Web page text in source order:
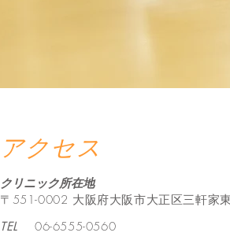
アクセス
クリニック所在地
〒551-0002 大阪府大阪市大正区三軒家
TEL 06-6555-0560